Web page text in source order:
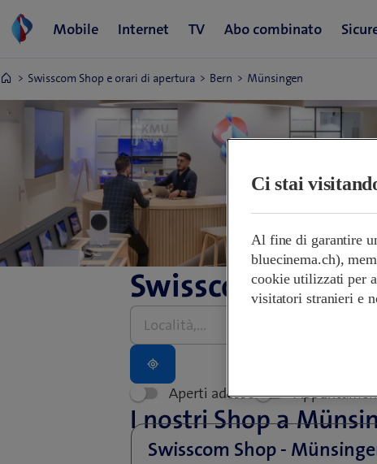
Swisscom Shop e orari di apertura Bern Münsingen
Swisscom Shop
Inserire
l’indirizzo,
Aperti adesso
I nostri Shop a
Swisscom Shop -
Ci stai
Al fine di garantire
bluecinema.ch),
cookie utilizzati per
visitatori stranieri e